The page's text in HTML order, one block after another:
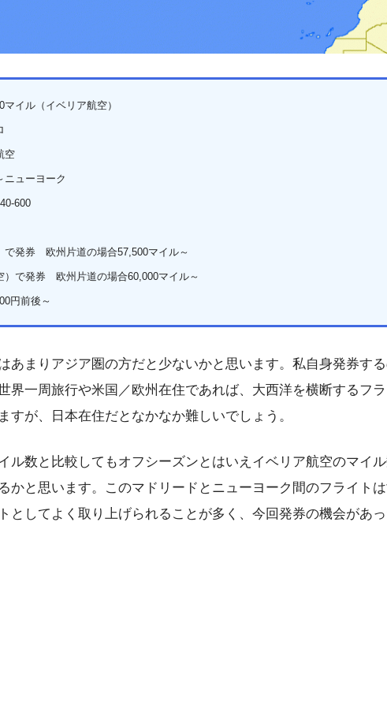
イル（イベリア航空）
空
ニューヨーク
600
で発券 欧州片道の場合57,500マイル～
）で発券 欧州片道の場合60,000マイル～
円前後～
あまりアジア圏の方だと少ないかと思います。私自身発券する
界一周旅行や米国／欧州在住であれば、大西洋を横断するフ
すが、日本在住だとなかなか難しいでしょう。
ル数と比較してもオフシーズンとはいえイベリア航空のマイ
かと思います。このマドリードとニューヨーク間のフライト
としてよく取り上げられることが多く、今回発券の機会があ